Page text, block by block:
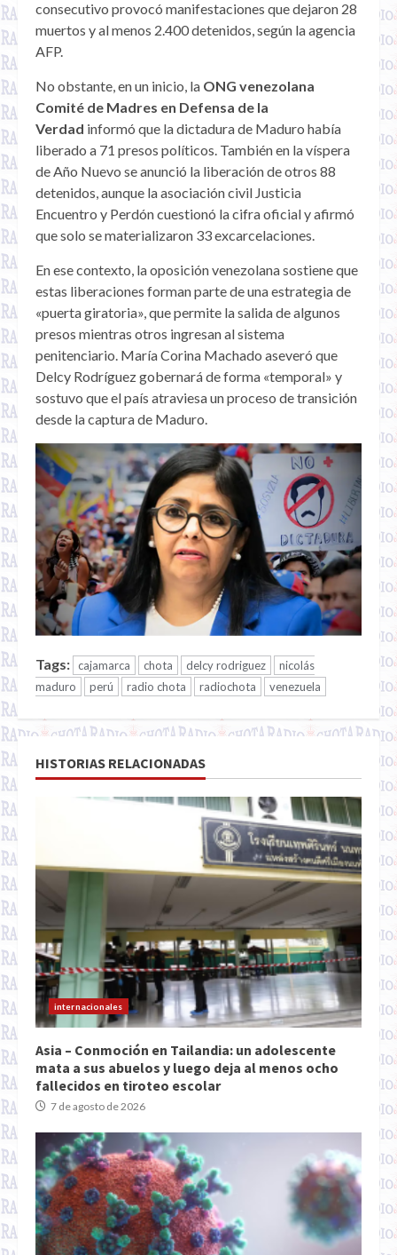
consecutivo provocó manifestaciones que dejaron 28
muertos y al menos 2.400 detenidos, según la agencia
AFP.
No obstante, en un inicio, la ONG venezolana
Comité de Madres en Defensa de la
Verdad informó que la dictadura de Maduro había
liberado a 71 presos políticos. También en la víspera
de Año Nuevo se anunció la liberación de otros 88
detenidos, aunque la asociación civil Justicia
Encuentro y Perdón cuestionó la cifra oficial y afirmó
que solo se materializaron 33 excarcelaciones.
En ese contexto, la oposición venezolana sostiene que
estas liberaciones forman parte de una estrategia de
«puerta giratoria», que permite la salida de algunos
presos mientras otros ingresan al sistema
penitenciario. María Corina Machado aseveró que
Delcy Rodríguez gobernará de forma «temporal» y
sostuvo que el país atraviesa un proceso de transición
desde la captura de Maduro.
Tags: cajamarca chota delcy rodriguez
nicolás
maduro
perú radio chota radiochota venezuela
HISTORIAS RELACIONADAS
internacionales
Asia – Conmoción en Tailandia: un adolescente
mata a sus abuelos y luego deja al menos ocho
fallecidos en tiroteo escolar
7 de agosto de 2026